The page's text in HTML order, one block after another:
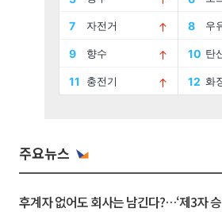
주요뉴스
후계자 없어도 회사는 남긴다?…‘제3자 승